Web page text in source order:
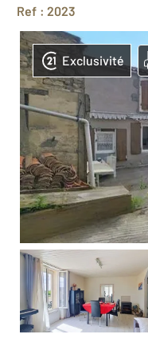
Ref : 2023
Exclusivité